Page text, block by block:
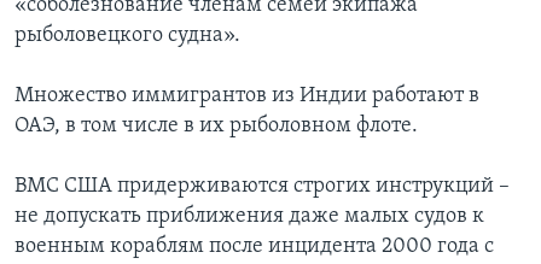
«соболезнование членам семей экипажа
рыболовецкого судна».
Множество иммигрантов из Индии работают в
ОАЭ, в том числе в их рыболовном флоте.
ВМС США придерживаются строгих инструкций –
не допускать приближения даже малых судов к
военным кораблям после инцидента 2000 года с